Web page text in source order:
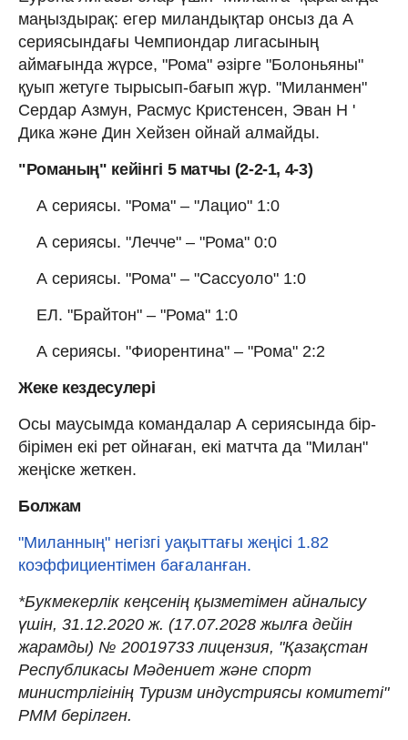
маңыздырақ: егер миландықтар онсыз да А
сериясындағы Чемпиондар лигасының
аймағында жүрсе, "Рома" әзірге "Болоньяны"
қуып жетуге тырысып-бағып жүр. "Миланмен"
Сердар Азмун, Расмус Кристенсен, Эван Н '
Дика және Дин Хейзен ойнай алмайды.
"Романың" кейінгі 5 матчы (2-2-1, 4-3)
А сериясы. "Рома" – "Лацио" 1:0
А сериясы. "Лечче" – "Рома" 0:0
А сериясы. "Рома" – "Сассуоло" 1:0
ЕЛ. "Брайтон" – "Рома" 1:0
А сериясы. "Фиорентина" – "Рома" 2:2
Жеке кездесулері
Осы маусымда командалар А сериясында бір-
бірімен екі рет ойнаған, екі матчта да "Милан"
жеңіске жеткен.
Болжам
"Миланның" негізгі уақыттағы жеңісі 1.82
коэффициентімен бағаланған.
*Букмекерлік кеңсенің қызметімен айналысу
үшін, 31.12.2020 ж. (17.07.2028 жылға дейін
жарамды) № 20019733 лицензия, "Қазақстан
Республикасы Мәдениет және спорт
министрлігінің Туризм индустриясы комитеті"
РММ берілген.